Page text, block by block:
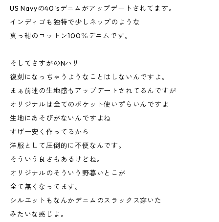
US Navyの40'sデニムがアップデートされてます。
インディゴも独特で少しネップのような
真っ紺のコットン100％デニムです。
そしてさすがのNハリ
復刻になっちゃうようなことはしないんですよ。
まぁ前述の生地感もアップデートされてるんですが
オリジナルは全てのポケット使いずらいんですよ
生地にあそびがないんですよね
すげー安く作ってるから
洋服として圧倒的に不便なんです。
そういう良さもあるけどね。
オリジナルのそういう野暮いとこが
全て無くなってます。
シルエットもなんかデニムのスラックス穿いた
みたいな感じよ。